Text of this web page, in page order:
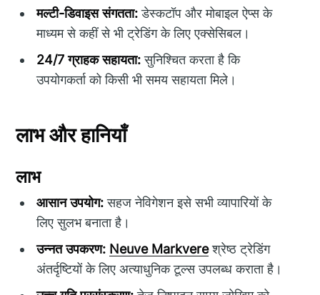
मल्टी-डिवाइस संगतता:डेस्कटॉप और मोबाइल ऐप्स के
माध्यम से कहीं से भी ट्रेडिंग के लिए एक्सेसिबल।
24/7 ग्राहक सहायता:सुनिश्चित करता है कि
उपयोगकर्ता को किसी भी समय सहायता मिले।
लाभ और हानियाँ
लाभ
आसान उपयोग:सहज नेविगेशन इसे सभी व्यापारियों के
लिए सुलभ बनाता है।
उन्नत उपकरण: Neuve Markvereश्रेष्ठ ट्रेडिंग
अंतर्दृष्टियों के लिए अत्याधुनिक टूल्स उपलब्ध कराता है।